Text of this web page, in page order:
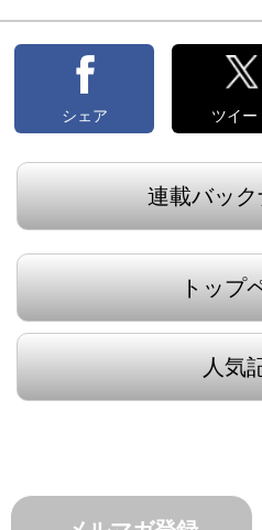
シェア ツイー
連載バッ
トップ
人気